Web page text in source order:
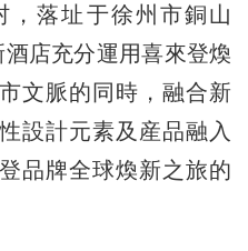
，落址于徐州市銅山
店充分運用喜來登煥
文脈的同時，融合新
設計元素及産品融入
品牌全球煥新之旅的